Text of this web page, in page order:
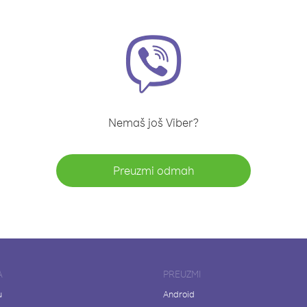
Nemaš još Viber?
Preuzmi odmah
PREUZMI
Android